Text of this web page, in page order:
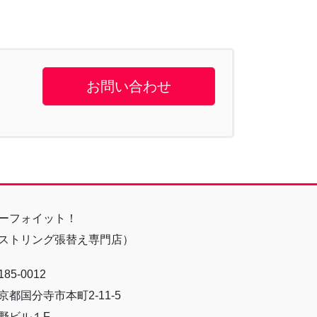
お問い合わせ
フォイット！
ストリング張替え専門店）
0012
都国分寺市本町2-11-5